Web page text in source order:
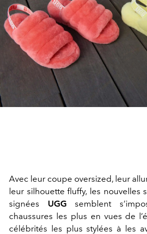
Avec leur coupe oversized, leur
leur silhouette fluffy, les nouvelles
signées UGG semblent
chaussures les plus en vues de
célébrités les plus stylées à les